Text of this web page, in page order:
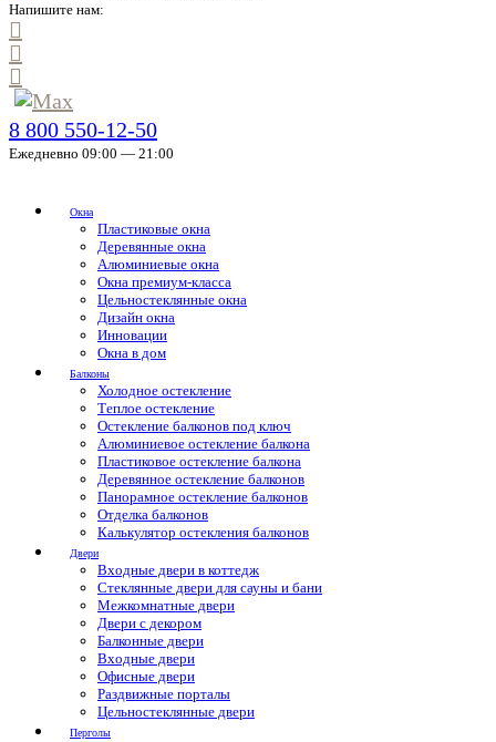
Напишите нам:
8 800 550-12-50
Ежедневно 09:00 — 21:00
Окна
Пластиковые окна
Деревянные окна
Алюминиевые окна
Окна премиум-класса
Цельностеклянные окна
Дизайн окна
Инновации
Окна в дом
Балконы
Холодное остекление
Теплое остекление
Остекление балконов под ключ
Алюминиевое остекление балкона
Пластиковое остекление балкона
Деревянное остекление балконов
Панорамное остекление балконов
Отделка балконов
Калькулятор остекления балконов
Двери
Входные двери в коттедж
Стеклянные двери для сауны и бани
Межкомнатные двери
Двери с декором
Балконные двери
Входные двери
Офисные двери
Раздвижные порталы
Цельностеклянные двери
Перголы